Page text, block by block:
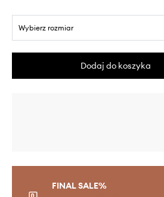
Wybierz rozmiar
Dodaj do koszyka
FINAL SALE%